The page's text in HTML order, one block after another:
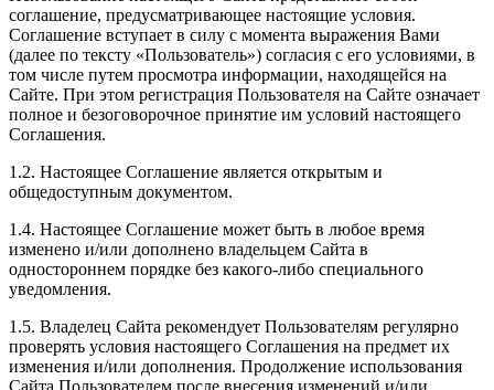
соглашение, предусматривающее настоящие условия.
Соглашение вступает в силу с момента выражения Вами
(далее по тексту «Пользователь») согласия с его условиями, в
том числе путем просмотра информации, находящейся на
Сайте. При этом регистрация Пользователя на Сайте означает
полное и безоговорочное принятие им условий настоящего
Соглашения.
1.2. Настоящее Соглашение является открытым и
общедоступным документом.
1.4. Настоящее Соглашение может быть в любое время
изменено и/или дополнено владельцем Сайта в
одностороннем порядке без какого-либо специального
уведомления.
1.5. Владелец Сайта рекомендует Пользователям регулярно
проверять условия настоящего Соглашения на предмет их
изменения и/или дополнения. Продолжение использования